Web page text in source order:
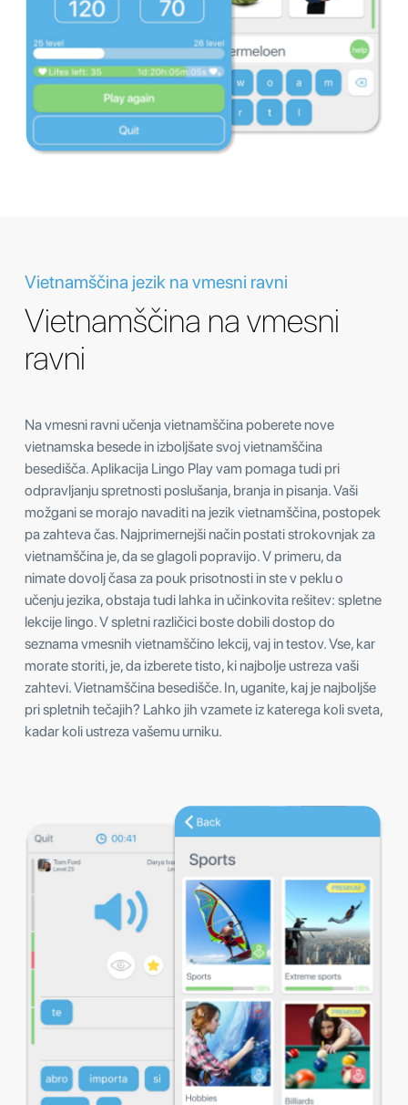
Vietnamščina jezik na vmesni ravni
Vietnamščina na vmesni
ravni
Na vmesni ravni učenja vietnamščina poberete nove
vietnamska besede in izboljšate svoj vietnamščina
besedišča. Aplikacija Lingo Play vam pomaga tudi pri
odpravljanju spretnosti poslušanja, branja in pisanja. Vaši
možgani se morajo navaditi na jezik vietnamščina, postopek
pa zahteva čas. Najprimernejši način postati strokovnjak za
vietnamščina je, da se glagoli popravijo. V primeru, da
nimate dovolj časa za pouk prisotnosti in ste v peklu o
učenju jezika, obstaja tudi lahka in učinkovita rešitev: spletne
lekcije lingo. V spletni različici boste dobili dostop do
seznama vmesnih vietnamščino lekcij, vaj in testov. Vse, kar
morate storiti, je, da izberete tisto, ki najbolje ustreza vaši
zahtevi. Vietnamščina besedišče. In, uganite, kaj je najboljše
pri spletnih tečajih? Lahko jih vzamete iz katerega koli sveta,
kadar koli ustreza vašemu urniku.